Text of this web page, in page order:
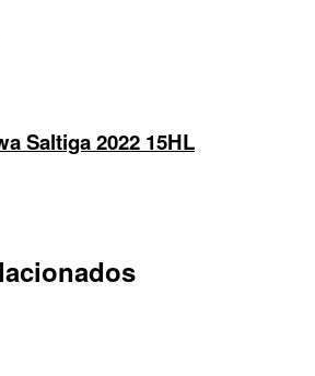
Saltiga 2022 15HL